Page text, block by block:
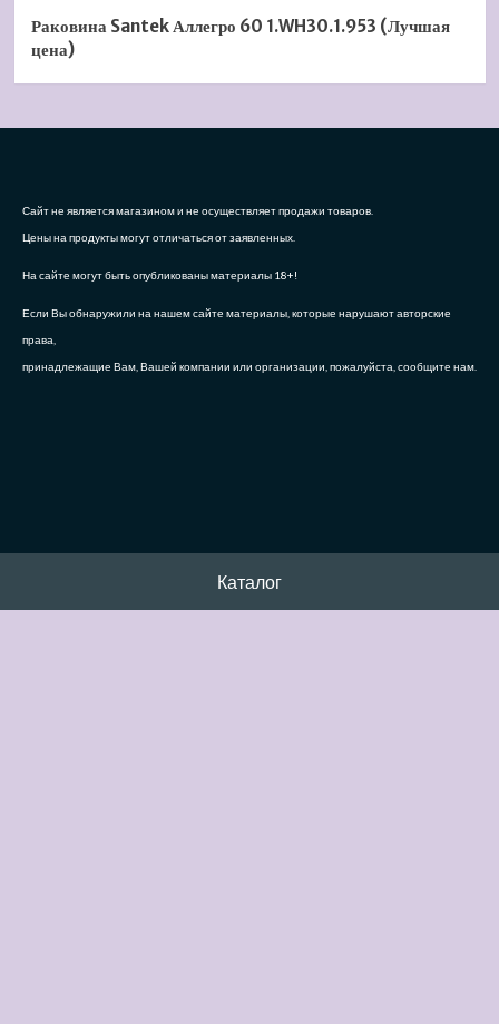
Раковина Santek Аллегро 60 1.WH30.1.953 (Лучшая
цена)
Сайт не является магазином и не осуществляет продажи товаров.
Цены на продукты могут отличаться от заявленных.
На сайте могут быть опубликованы материалы 18+!
Если Вы обнаружили на нашем сайте материалы, которые нарушают авторские
права,
принадлежащие Вам, Вашей компании или организации, пожалуйста, сообщите нам.
Каталог